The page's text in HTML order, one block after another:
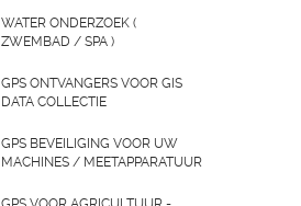
WATER ONDERZOEK (
ZWEMBAD / SPA )
GPS ONTVANGERS VOOR GIS
DATA COLLECTIE
GPS BEVEILIGING VOOR UW
MACHINES / MEETAPPARATUUR